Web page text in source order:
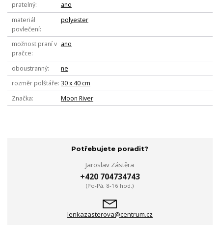
pratelný
ano
materiál
povlečení
polyester
možnost praní v
pračce
ano
oboustranný
ne
rozměr polštáře 30 x 40 cm
Značka
Moon River
Potřebujete poradit?
Jaroslav Zástěra
+420 704734743
(Po-Pá, 8-16 hod.)
lenkazasterova@centrum.cz